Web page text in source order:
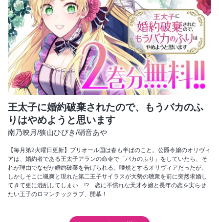
王太子に婚約破棄されたので、もうバカのふ
りはやめようと思います
南乃映月/狭山ひびき/硝音あや
【毎月第2火曜日更新】ブリオール国は春も半ばのこと。公爵令嬢のオリヴィ
アは、婚約者である王太子アランの命令で「バカのふり」をしていたら、そ
れが理由でなぜか婚約破棄を告げられる。唖然とするオリヴィアだったが、
しかしそこに颯爽と現れた第二王子サイラスが大勢の聴衆を前に突然求婚し
てきて更に混乱してしまい…!? 恋に不慣れな天才令嬢と長年の恋を実らせ
たい王子のロマンチックラブ、開幕！